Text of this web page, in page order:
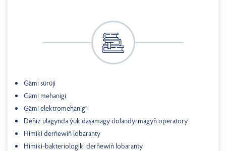
Gämi sürüji
Gämi mehanigi
Gämi elektromehanigi
Deňiz ulagynda ýük daşamagy dolandyrmagyň operatory
Himiki derňewiň lobaranty
Himiki-bakteriologiki derňewiň lobaranty